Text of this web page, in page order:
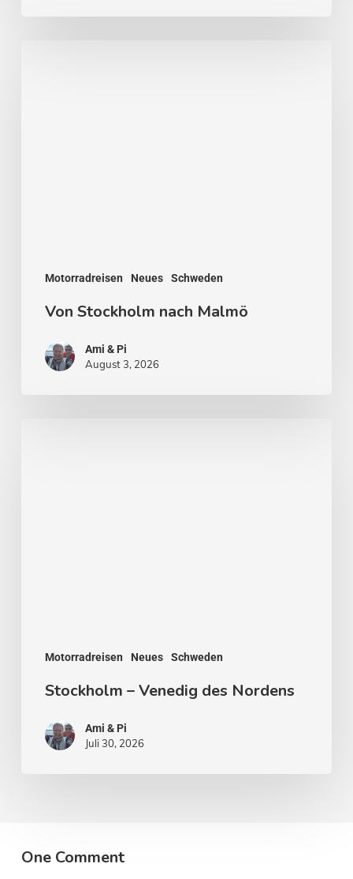
Motorradreisen Neues Schweden
Von Stockholm nach Malmö
Ami & Pi
August 3, 2026
Motorradreisen Neues Schweden
Stockholm – Venedig des Nordens
Ami & Pi
Juli 30, 2026
One Comment